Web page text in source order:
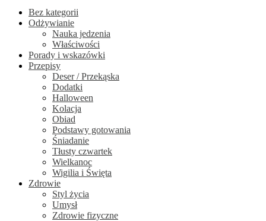
Bez kategorii
Odżywianie
Nauka jedzenia
Właściwości
Porady i wskazówki
Przepisy
Deser / Przekąska
Dodatki
Halloween
Kolacja
Obiad
Podstawy gotowania
Śniadanie
Tłusty czwartek
Wielkanoc
Wigilia i Święta
Zdrowie
Styl życia
Umysł
Zdrowie fizyczne